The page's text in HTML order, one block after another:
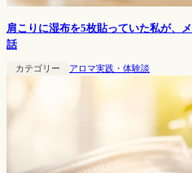
肩こりに湿布を5枚貼っていた私が、
話
カテゴリー アロマ実践・体験談